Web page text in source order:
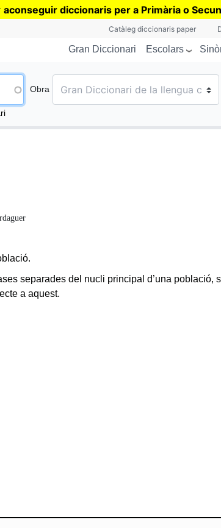
Vés
aconseguir diccionaris per a Primària o
Catàleg diccionaris paper
Gran Diccionari Escolars
Obra
separades del nucli principal d’una població,
a aquest.